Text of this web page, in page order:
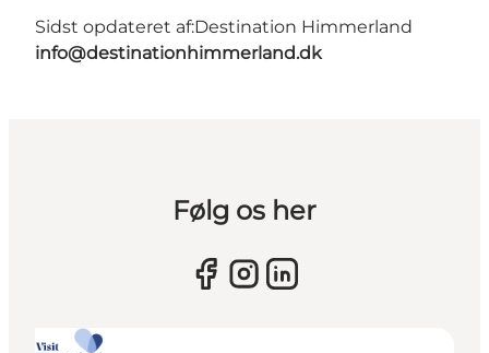
Sidst opdateret af:Destination Himmerland
info@destinationhimmerland.dk
Følg os her